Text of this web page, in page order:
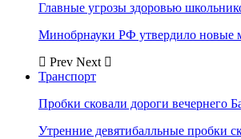
Главные угрозы здоровью
Минобрнауки РФ утвердило новые
Prev Next
Транспорт
Пробки сковали дороги вечернего
Утренние девятибалльные пробки